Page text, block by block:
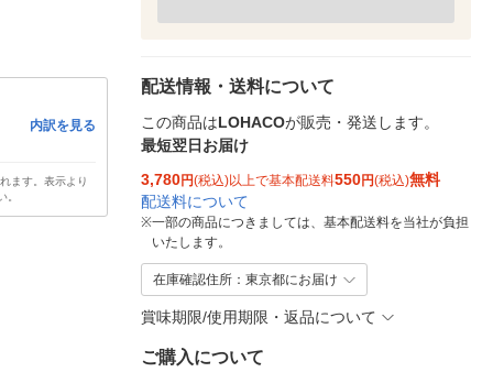
内訳を見る
ます。表示より
。
配送情報・送料について
この商品はLOHACOが販売・発送します。
最短翌日お届け
3,780円(税込)以上で基本配送料550円(税込)無料
配送料について
※一部の商品につきましては、基本配送料を当社が負担
いたします。
在庫確認住所：東京都にお届け
賞味期限/使用期限・返品について
ご購入について